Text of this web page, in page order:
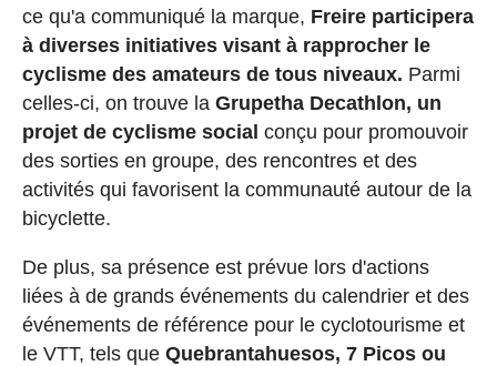
ce qu'a communiqué la marque, Freire participera
à diverses initiatives visant à rapprocher le
cyclisme des amateurs de tous niveaux. Parmi
celles-ci, on trouve la Grupetha Decathlon, un
projet de cyclisme social conçu pour promouvoir
des sorties en groupe, des rencontres et des
activités qui favorisent la communauté autour de la
bicyclette.
De plus, sa présence est prévue lors d'actions
liées à de grands événements du calendrier et des
événements de référence pour le cyclotourisme et
le VTT, tels que Quebrantahuesos, 7 Picos ou